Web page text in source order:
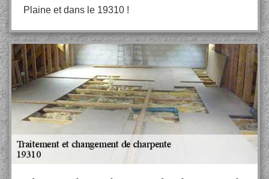
Plaine et dans le 19310 !